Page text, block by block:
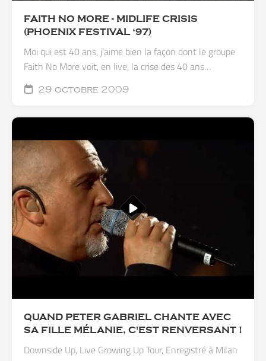
FAITH NO MORE - MIDLIFE CRISIS
(PHOENIX FESTIVAL ‘97)
Moi qui est 40 ans, j’aime bien la façon dont le groupe
Faith No More voit, en live, la crise des 40 ans…
29 octobre 2009
QUAND PETER GABRIEL CHANTE AVEC
SA FILLE MÉLANIE, C'EST RENVERSANT !
Downside Up, Live Growing Up Tour, Enregistré à Milan